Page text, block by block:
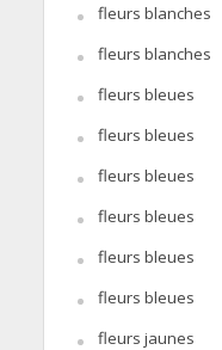
fleurs blanches
fleurs blanches
fleurs bleues
fleurs bleues
fleurs bleues
fleurs bleues
fleurs bleues
fleurs bleues
fleurs jaunes